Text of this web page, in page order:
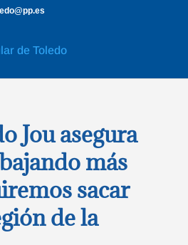
Jou asegura
más
sacar
de la